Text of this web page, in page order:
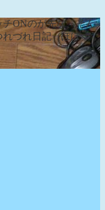
チONのが先な、そん
づれ日記（ぽぽづ